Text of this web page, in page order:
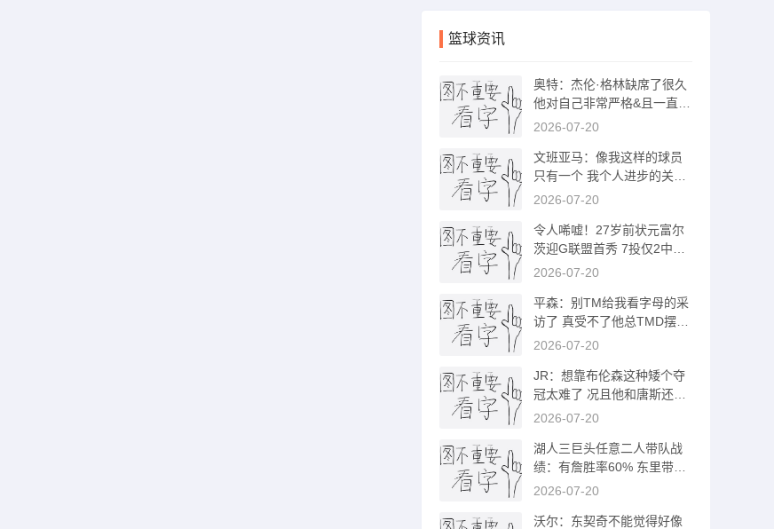
篮球资讯
奥特：杰伦·格林缺席了很久
他对自己非常严格&且一直在
进步
2026-07-20
文班亚马：像我这样的球员
只有一个 我个人进步的关键
是体能状况
2026-07-20
令人唏嘘！27岁前状元富尔
茨迎G联盟首秀 7投仅2中贡
献4分5助1断
2026-07-20
平森：别TM给我看字母的采
访了 真受不了他总TMD摆个
臭脸
2026-07-20
JR：想靠布伦森这种矮个夺
冠太难了 况且他和唐斯还在
抢球权
2026-07-20
湖人三巨头任意二人带队战
绩：有詹胜率60% 东里带队
胜率81.8%
2026-07-20
沃尔：东契奇不能觉得好像